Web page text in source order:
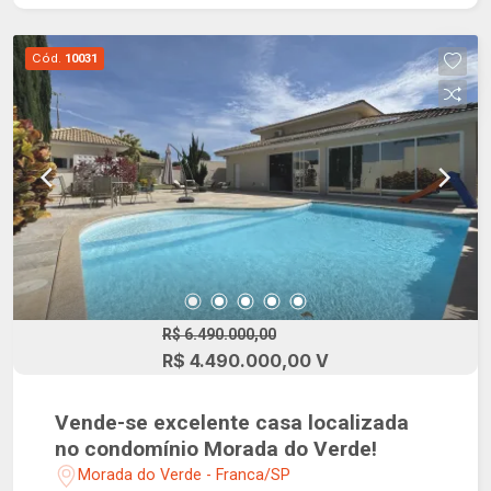
Cód. 10031
R$ 6.490.000,00
R$ 4.490.000,00 V
Vende-se excelente casa localizada
no condomínio Morada do Verde!
Morada do Verde - Franca/SP